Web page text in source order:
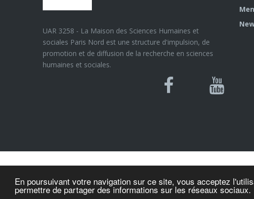
En poursuivant votre navigation sur ce site, vous acceptez
permettre de partager des informations sur les réseaux sociaux.
UAR 3258 - La Maison des Sciences Humaines et
sociales Paris Nord est une structure d'impulsion, de
promotion et de diffusion de la recherche en sciences
humaines et sociales.
Bluesky
Canal